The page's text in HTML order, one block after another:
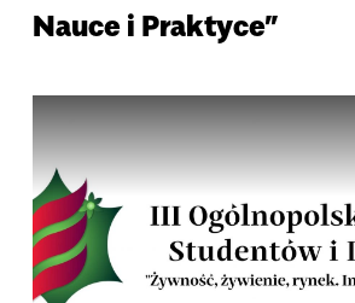
Nauce i Praktyce”